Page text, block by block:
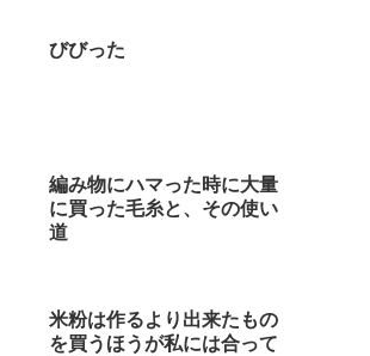
びびった
編み物にハマった時に大量
に買った毛糸と、その使い
道
米粉は作るより出来たもの
を買うほうが私には合って